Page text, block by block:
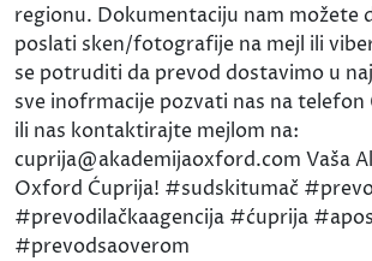
regionu. Dokumentaciju nam možete
poslati sken/fotografije na mejl ili
se potruditi da prevod dostavimo u
sve inofrmacije pozvati nas na
ili nas kontaktirajte mejlom na:
cuprija@akademijaoxford.com Vaša
Oxford Ćuprija! #sudskitumač
#prevodilačkaagencija #ćuprija
#prevodsaoverom